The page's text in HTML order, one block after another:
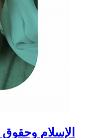
الإسلام